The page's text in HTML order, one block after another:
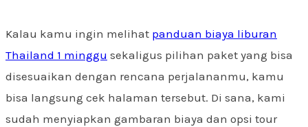
Kalau kamu ingin melihat panduan biaya liburan
Thailand 1 minggu sekaligus pilihan paket yang bisa
disesuaikan dengan rencana perjalananmu, kamu
bisa langsung cek halaman tersebut. Di sana, kami
sudah menyiapkan gambaran biaya dan opsi tour